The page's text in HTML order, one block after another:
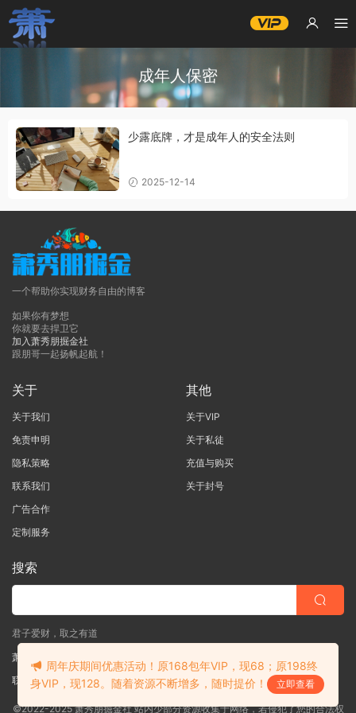
成年人保密
少露底牌，才是成年人的安全法则
2025-12-14
一个帮助你实现财务自由的博客
如果你有梦想
你就要去捍卫它
加入萧秀朋掘金社
跟朋哥一起扬帆起航！
关于
关于我们
免责申明
隐私策略
联系我们
广告合作
定制服务
其他
关于VIP
关于私徒
充值与购买
关于封号
搜索
君子爱财，取之有道
萧秀朋掘金社
联系客服(说明需求，勿问在否)
©2022-2025 萧秀朋掘金社 站内少部分资源收集于网络，若侵犯了您的合法权
周年庆期间优惠活动！原168包年VIP，现68；原198终
身VIP，现128。随着资源不断增多，随时提价！
立即查看